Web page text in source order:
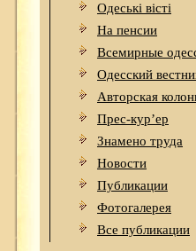
Одеськi вiстi
На пенсии
Всемирные
Одесский
Авторская
Прес-кур’ер
Знамено труда
Новости
Публикации
Фотогалерея
Все публикации